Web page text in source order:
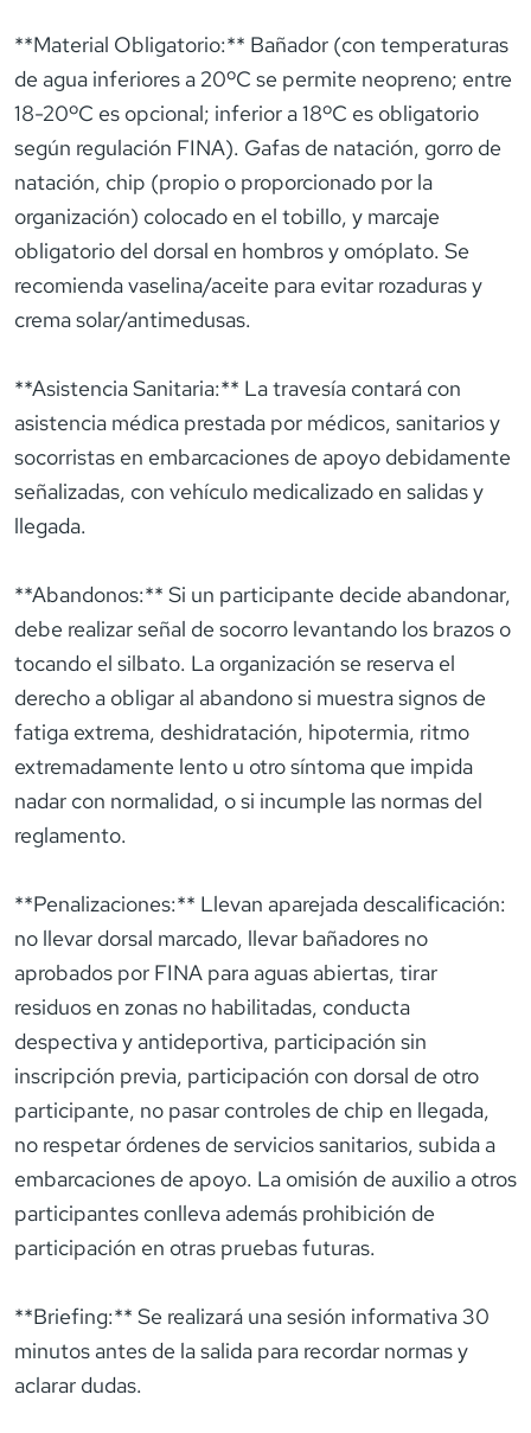
**Material Obligatorio:** Bañador (con temperaturas
de agua inferiores a 20ºC se permite neopreno; entre
18-20ºC es opcional; inferior a 18ºC es obligatorio
según regulación FINA). Gafas de natación, gorro de
natación, chip (propio o proporcionado por la
organización) colocado en el tobillo, y marcaje
obligatorio del dorsal en hombros y omóplato. Se
recomienda vaselina/aceite para evitar rozaduras y
crema solar/antimedusas.
**Asistencia Sanitaria:** La travesía contará con
asistencia médica prestada por médicos, sanitarios y
socorristas en embarcaciones de apoyo debidamente
señalizadas, con vehículo medicalizado en salidas y
llegada.
**Abandonos:** Si un participante decide abandonar,
debe realizar señal de socorro levantando los brazos o
tocando el silbato. La organización se reserva el
derecho a obligar al abandono si muestra signos de
fatiga extrema, deshidratación, hipotermia, ritmo
extremadamente lento u otro síntoma que impida
nadar con normalidad, o si incumple las normas del
reglamento.
**Penalizaciones:** Llevan aparejada descalificación:
no llevar dorsal marcado, llevar bañadores no
aprobados por FINA para aguas abiertas, tirar
residuos en zonas no habilitadas, conducta
despectiva y antideportiva, participación sin
inscripción previa, participación con dorsal de otro
participante, no pasar controles de chip en llegada,
no respetar órdenes de servicios sanitarios, subida a
embarcaciones de apoyo. La omisión de auxilio a otros
participantes conlleva además prohibición de
participación en otras pruebas futuras.
**Briefing:** Se realizará una sesión informativa 30
minutos antes de la salida para recordar normas y
aclarar dudas.